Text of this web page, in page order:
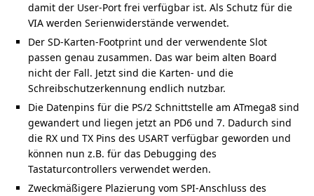
damit der User-Port frei verfügbar ist. Als Schutz für die
VIA werden Serienwiderstände verwendet.
Der SD-Karten-Footprint und der verwendente Slot
passen genau zusammen. Das war beim alten Board
nicht der Fall. Jetzt sind die Karten- und die
Schreibschutzerkennung endlich nutzbar.
Die Datenpins für die PS/2 Schnittstelle am ATmega8 sind
gewandert und liegen jetzt an PD6 und 7. Dadurch sind
die RX und TX Pins des USART verfügbar geworden und
können nun z.B. für das Debugging des
Tastaturcontrollers verwendet werden.
Zweckmäßigere Plazierung vom SPI-Anschluss des